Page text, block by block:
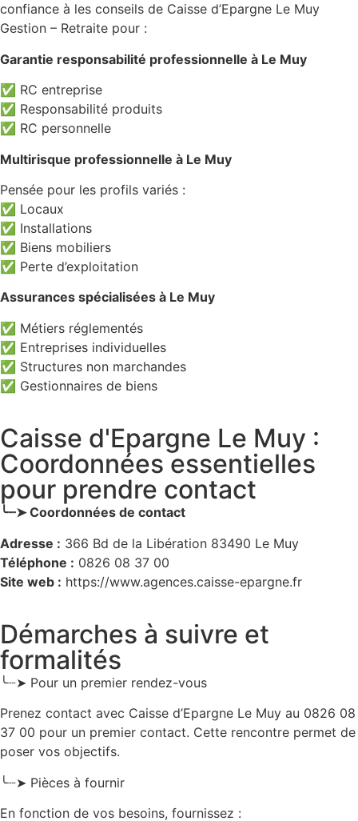
confiance à les conseils de Caisse d’Epargne Le Muy
Gestion – Retraite pour :
Garantie responsabilité professionnelle à Le Muy
✅ RC entreprise
✅ Responsabilité produits
✅ RC personnelle
Multirisque professionnelle à Le Muy
Pensée pour les profils variés :
✅ Locaux
✅ Installations
✅ Biens mobiliers
✅ Perte d’exploitation
Assurances spécialisées à Le Muy
✅ Métiers réglementés
✅ Entreprises individuelles
✅ Structures non marchandes
✅ Gestionnaires de biens
Caisse d'Epargne Le Muy :
Coordonnées essentielles
pour prendre contact
╰┈➤ Coordonnées de contact
Adresse : 366 Bd de la Libération 83490 Le Muy
Téléphone : 0826 08 37 00
Site web : https://www.agences.caisse-epargne.fr
Démarches à suivre et
formalités
╰┈➤ Pour un premier rendez-vous
Prenez contact avec Caisse d’Epargne Le Muy au 0826 08
37 00 pour un premier contact. Cette rencontre permet de
poser vos objectifs.
╰┈➤ Pièces à fournir
En fonction de vos besoins, fournissez :